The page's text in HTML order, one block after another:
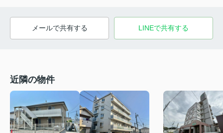
メールで共有する LINEで共有する
近隣の物件